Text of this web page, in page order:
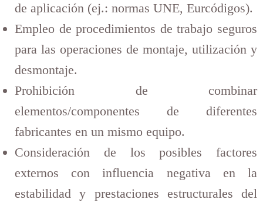
de aplicación (ej.: normas UNE, Eurcódigos).
Empleo de procedimientos de trabajo seguros
para las operaciones de montaje, utilización y
desmontaje.
Prohibición de combinar
elementos/componentes de diferentes
fabricantes en un mismo equipo.
Consideración de los posibles factores
externos con influencia negativa en la
estabilidad y prestaciones estructurales del